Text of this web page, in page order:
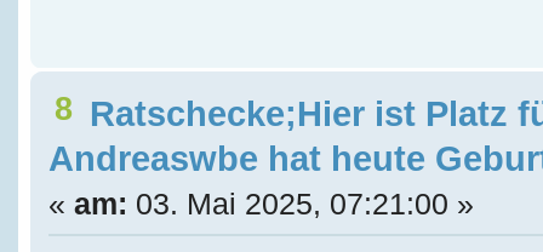
8 Ratschecke;Hier ist Platz
Andreaswbe hat heute
« am: 03. Mai 2025, 07:21:00 »